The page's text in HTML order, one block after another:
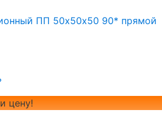
ПП 50х50х50 90* прямой
цену!